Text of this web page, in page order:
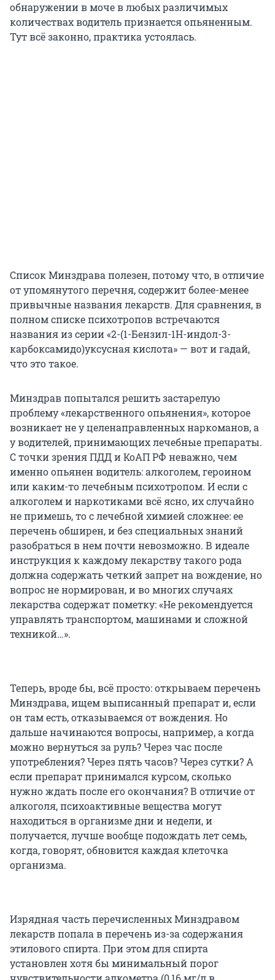
обнаружении в моче в любых различимых
количествах водитель признается опьяненным.
Тут всё законно, практика устоялась.
Список Минздрава полезен, потому что, в отличие
от упомянутого перечня, содержит более-менее
привычные названия лекарств. Для сравнения, в
полном списке психотропов встречаются
названия из серии «2-(1-Бензил-1Н-индол-3-
карбоксамидо)уксусная кислота» — вот и гадай,
что это такое.
Минздрав попытался решить застарелую
проблему «лекарственного опьянения», которое
возникает не у целенаправленных наркоманов, а
у водителей, принимающих лечебные препараты.
С точки зрения ПДД и КоАП РФ неважно, чем
именно опьянен водитель: алкоголем, героином
или каким-то лечебным психотропом. И если с
алкоголем и наркотиками всё ясно, их случайно
не примешь, то с лечебной химией сложнее: ее
перечень обширен, и без специальных знаний
разобраться в нем почти невозможно. В идеале
инструкция к каждому лекарству такого рода
должна содержать четкий запрет на вождение, но
вопрос не нормирован, и во многих случаях
лекарства содержат пометку: «Не рекомендуется
управлять транспортом, машинами и сложной
техникой…».
Теперь, вроде бы, всё просто: открываем перечень
Минздрава, ищем выписанный препарат и, если
он там есть, отказываемся от вождения. Но
дальше начинаются вопросы, например, а когда
можно вернуться за руль? Через час после
употребления? Через пять часов? Через сутки? А
если препарат принимался курсом, сколько
нужно ждать после его окончания? В отличие от
алкоголя, психоактивные вещества могут
находиться в организме дни и недели, и
получается, лучше вообще подождать лет семь,
когда, говорят, обновится каждая клеточка
организма.
Изрядная часть перечисленных Минздравом
лекарств попала в перечень из-за содержания
этилового спирта. При этом для спирта
установлен хотя бы минимальный порог